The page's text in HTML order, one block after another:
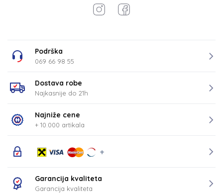
Podrška
069 66 98 55
Dostava robe
Najkasnije do 21h
Najniže cene
+ 10.000 artikala
Garancija kvaliteta
Garancija kvaliteta